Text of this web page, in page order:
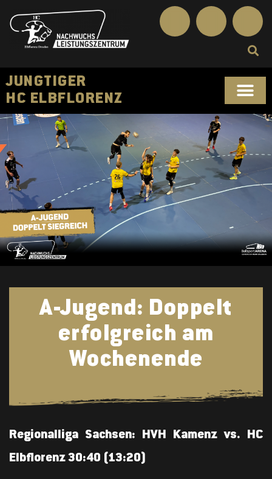
JUNGTIGER
HC ELBFLORENZ
A-Jugend: Doppelt
erfolgreich am
Wochenende
Regionalliga Sachsen: HVH Kamenz vs. HC
Elbflorenz 30:40 (13:20)